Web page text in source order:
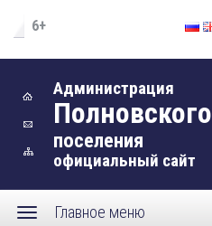
6+
Администрация
Полновского
поселения
официальный сайт
Главное меню